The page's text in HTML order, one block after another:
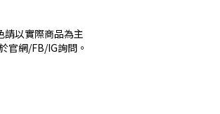
以實際商品為主
官網/FB/IG詢問。